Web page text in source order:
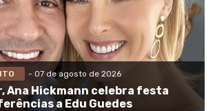
- 07 de agosto de 2026
Ana Hickmann celebra festa
a Edu Guedes